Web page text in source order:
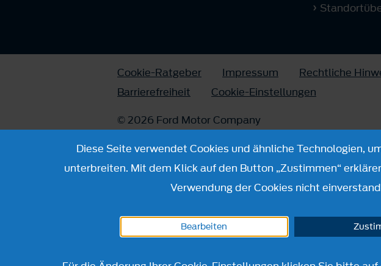
Cookie-Ratgeber Impressum Rechtliche
Barrierefreiheit
Cookie-Einstellungen
© 2026 Ford Motor Company
Diese Seite verwendet Cookies und ähnliche Technologien,
unterbreiten. Mit dem Klick auf den Button „Zustimmen“
Verwendung der Cookies nicht
Bearbeiten